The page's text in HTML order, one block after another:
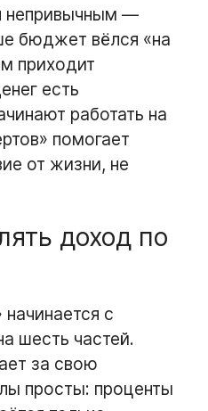
непривычным —
бюджет вёлся «на
приходит
есть
работать на
помогает
от жизни, не
доход по
с
шесть частей.
за свою
просты: проценты